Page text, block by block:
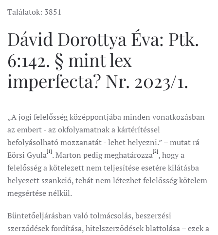
Találatok: 3851
Dávid Dorottya Éva: Ptk.
6:142. § mint lex
imperfecta? Nr. 2023/1.
„A jogi felelősség középpontjába minden vonatkozásban
az embert - az okfolyamatnak a kártérítéssel
befolyásolható mozzanatát - lehet helyezni.” – mutat rá
Eörsi Gyula[1]. Marton pedig meghatározza[2], hogy a
felelősség a kötelezett nem teljesítése esetére kilátásba
helyezett szankció, tehát nem létezhet felelősség kötelem
megsértése nélkül.
Büntetőeljárásban való tolmácsolás, beszerzési
szerződések fordítása, hitelszerződések blattolása – ezek a